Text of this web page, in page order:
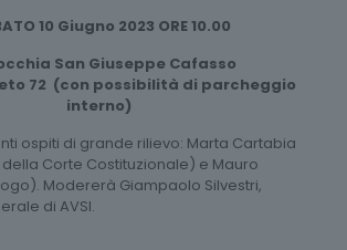
10 Giugno 2023 ORE 10.00
San Giuseppe Cafasso
72 (con possibilità di parcheggio
interno)
ospiti di grande rilievo: Marta Cartabia
Corte Costituzionale) e Mauro
Modererà Giampaolo Silvestri,
di AVSI.